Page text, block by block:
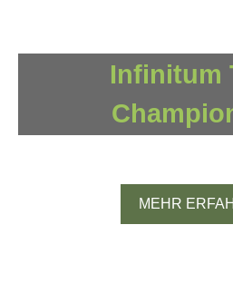
Infinitum
MEHR